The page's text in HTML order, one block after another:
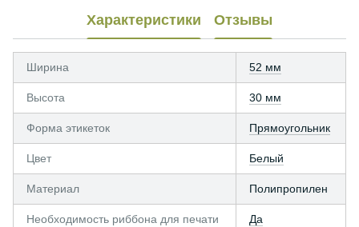
Характеристики Отзывы
Ширина 52 мм
Высота 30 мм
Форма этикеток Прямоугольник
Цвет Белый
Материал Полипропилен
Необходимость риббона для печати Да